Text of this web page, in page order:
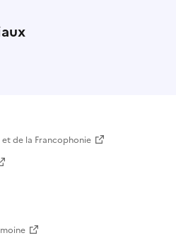
et de la Francophonie